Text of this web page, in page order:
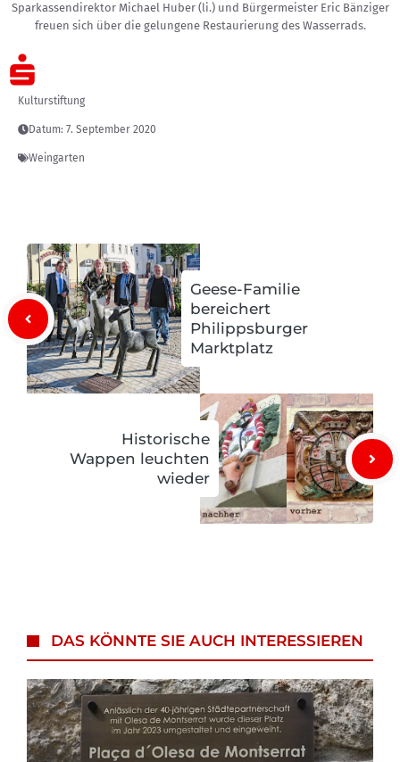
Sparkassendirektor Michael Huber (li.) und Bürgermeister Eric Bänziger
freuen sich über die gelungene Restaurierung des Wasserrads.
Kulturstiftung
Datum: 7. September 2020
Weingarten
Geese-Familie
bereichert
Philippsburger
Marktplatz
Historische
Wappen leuchten
wieder
DAS KÖNNTE SIE AUCH INTERESSIEREN